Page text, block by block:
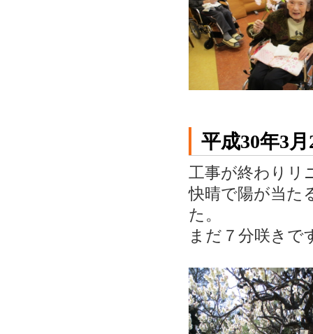
平成30年3
工事が終わりリ
快晴で陽が当た
た。
まだ７分咲きで